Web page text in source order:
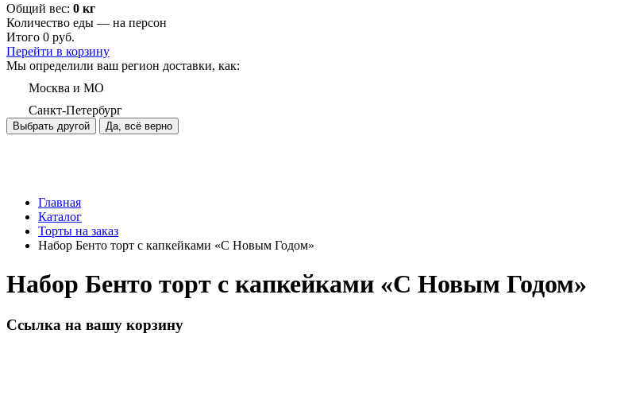
Общий вес: 0 кг
Количество еды — на персон
Итого 0 руб.
Перейти в корзину
Мы определили ваш регион доставки, как:
Москва и МО
Санкт-Петербург
Выбрать другой Да, всё верно
Главная
Каталог
Торты на заказ
Набор Бенто торт с капкейками «С Новым Годом»
Набор Бенто торт с капкейками «С Новым Годом»
Ссылка на вашу корзину